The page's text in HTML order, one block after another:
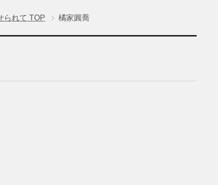
られて TOP 橘家圓喬